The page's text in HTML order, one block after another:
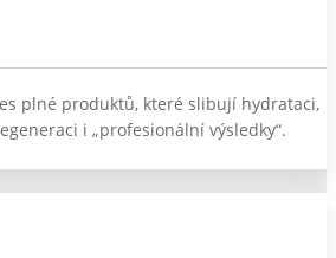
plné produktů, které slibují hydrataci,
i „profesionální výsledky“.